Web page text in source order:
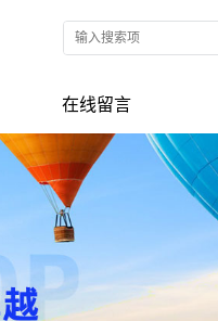
在线留言